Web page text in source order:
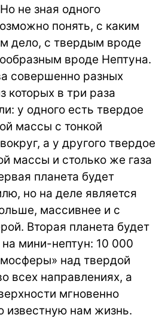
не зная одного
понять, с каким
дело, с твердым вроде
вроде Нептуна.
совершенно разных
которых в три раза
у одного есть твердое
массы с тонкой
а у другого твердое
массы и столько же газа
планета будет
но на деле является
массивнее и с
Вторая планета будет
мини-нептун: 10 000
над твердой
всех направлениях, а
мгновенно
известную нам жизнь.